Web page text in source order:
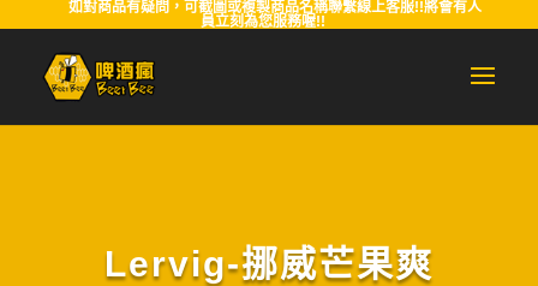
如對商品有疑問，可截圖或複製商品名稱聯繫線上客服!!將會有人
員立刻為您服務喔!!
Lervig-挪威芒果爽